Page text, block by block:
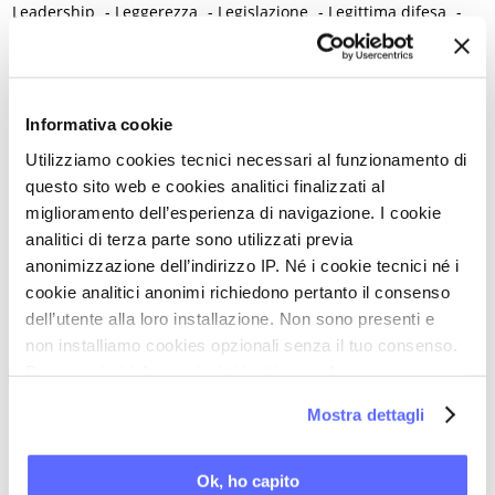
Informativa cookie
Utilizziamo cookies tecnici necessari al funzionamento di
questo sito web e cookies analitici finalizzati al
miglioramento dell’esperienza di navigazione. I cookie
analitici di terza parte sono utilizzati previa
anonimizzazione dell’indirizzo IP. Né i cookie tecnici né i
cookie analitici anonimi richiedono pertanto il consenso
dell’utente alla loro installazione. Non sono presenti e
non installiamo cookies opzionali senza il tuo consenso.
Mostra dettagli
Ok, ho capito
Leadership - Leggerezza - Legislazione - Legittima difesa -
Leucemia mieloide
Libertà -Libri e lettura -Lichen planus -Lichen sclerosus -
Linfoma di Hodgkin -
Lupus eritematoso sistemico -Lutto
M
Madri adolescenti Magnanimità Magnesio
Mal di montagna - Malassorbimento - Malattia -
Malattia infiammatoria pelvica -Malattia mentale -
Malattie autoimmuni -Malattie cromosomiche -
Malattie genetiche -Malattie metaboliche -
Malattie neurologiche -Malattie reumatiche -
Male -Malformazioni
-
Mastectomia profilattica bilaterale